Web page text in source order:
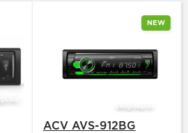
NEW
ACV AVS-912BG